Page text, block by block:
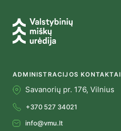
ADMINISTRACIJOS KONTAKTAI
Savanorių pr. 176, Vilnius
+370 527 34021
info@vmu.lt